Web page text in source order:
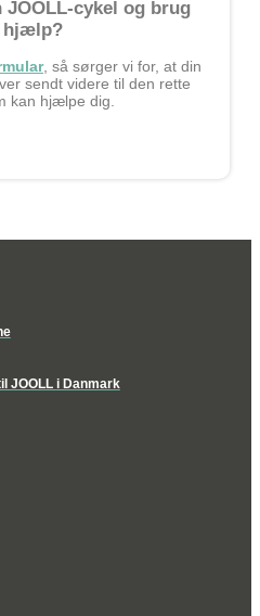
JOOLL-cykel og brug
hjælp?
, så sørger vi for, at din
sendt videre til den rette
kan hjælpe dig.
JOOLL i Danmark